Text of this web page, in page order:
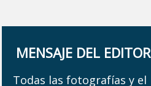
MENSAJE DEL EDITOR
Todas las fotografías y el